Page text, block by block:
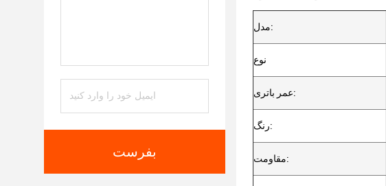
بفرست
مدل:
نوع
عمر باتری:
رنگ:
مقاومت: